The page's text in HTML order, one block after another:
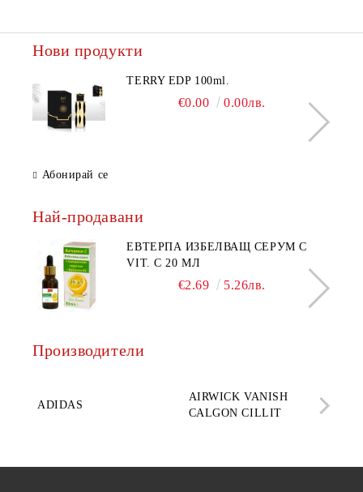
Нови продукти
TERRY EDP 100ml.
€0.00 0.00лв.
Абонирай се
Най-продавани
ЕВТЕРПА ИЗБЕЛВАЩ СЕРУМ С
VIT. C 20 МЛ
€2.69 5.26лв.
Производители
ADIDAS
AIRWICK VANISH
CALGON CILLIT